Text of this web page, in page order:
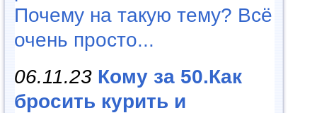
Почему на такую тему? Всё
очень просто...
06.11.23 Кому за 50.Как
бросить курить и